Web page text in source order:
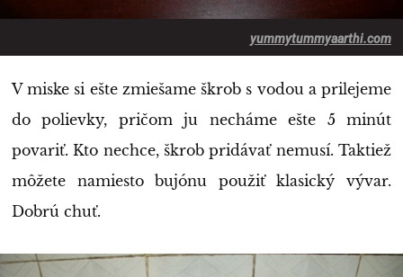
yummytummyaarthi.com
V miske si ešte zmiešame škrob s vodou a prilejeme
do polievky, pričom ju necháme ešte 5 minút
povariť. Kto nechce, škrob pridávať nemusí. Taktiež
môžete namiesto bujónu použiť klasický vývar.
Dobrú chuť.